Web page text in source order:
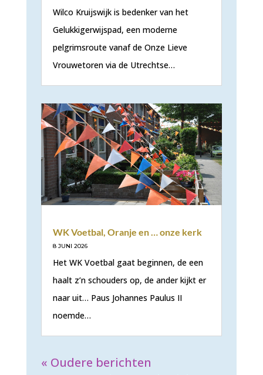
Wilco Kruijswijk is bedenker van het
Gelukkigerwijspad, een moderne
pelgrimsroute vanaf de Onze Lieve
Vrouwetoren via de Utrechtse…
WK Voetbal, Oranje en … onze kerk
8 JUNI 2026
Het WK Voetbal gaat beginnen, de een
haalt z’n schouders op, de ander kijkt er
naar uit… Paus Johannes Paulus II
noemde…
« Oudere berichten